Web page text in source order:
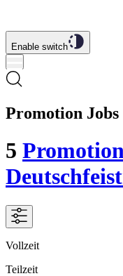
Enable switch
Promotion
5
Vollzeit
Teilzeit